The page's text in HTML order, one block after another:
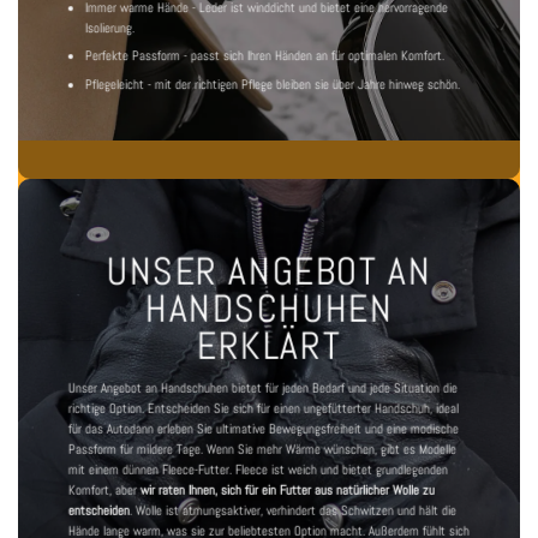
Immer warme Hände - Leder ist winddicht und bietet eine hervorragende
Isolierung.
Perfekte Passform - passt sich Ihren Händen an für optimalen Komfort.
Pflegeleicht - mit der richtigen Pflege bleiben sie über Jahre hinweg schön.
UNSER ANGEBOT AN
HANDSCHUHEN
ERKLÄRT
Unser Angebot an Handschuhen bietet für jeden Bedarf und jede Situation die
richtige Option. Entscheiden Sie sich für einen ungefütterter Handschuh, ideal
für das Autodann erleben Sie ultimative Bewegungsfreiheit und eine modische
Passform für mildere Tage. Wenn Sie mehr Wärme wünschen, gibt es Modelle
mit einem dünnen Fleece-Futter. Fleece ist weich und bietet grundlegenden
Komfort, aberwir raten Ihnen, sich für ein Futter aus natürlicher Wolle zu
entscheiden. Wolle ist atmungsaktiver, verhindert das Schwitzen und hält die
Hände lange warm, was sie zur beliebtesten Option macht. Außerdem fühlt sich